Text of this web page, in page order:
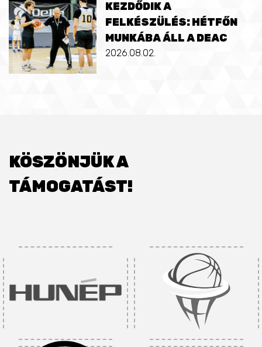
KEZDŐDIK A
FELKÉSZÜLÉS: HÉTFŐN
MUNKÁBA ÁLL A DEAC
2026.08.02.
KÖSZÖNJÜK A
TÁMOGATÁST!